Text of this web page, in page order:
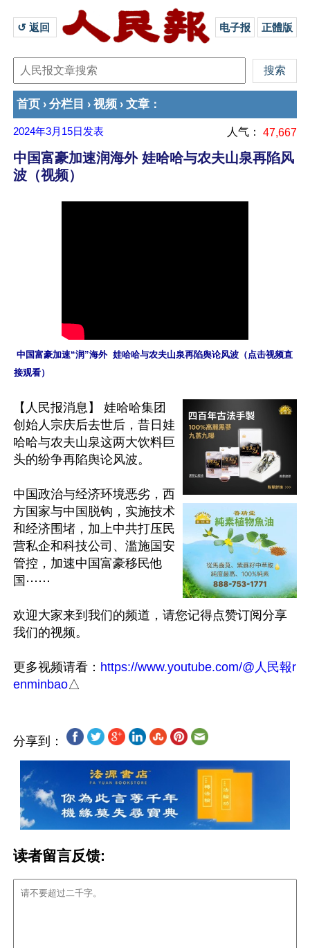
↺ 返回 电子报 正體版
首页 › 分栏目 › 视频 › 文章 ：
2024年3月15日 发表 人气： 47,667
中国富豪加速润海外 娃哈哈与农夫山泉再陷风
波（视频）
接观看）
【人民报消息】 娃哈哈集团
创始人宗庆后去世后，昔日娃
哈哈与农夫山泉这两大饮料巨
头的纷争再陷舆论风波。
中国政治与经济环境恶劣，西
方国家与中国脱钩，实施技术
和经济围堵，加上中共打压民
营私企和科技公司、滥施国安
管控，加速中国富豪移民他
国⋯⋯
欢迎大家来到我们的频道，请您记得点赞订阅分享
我们的视频。
更多视频请看： https://www.youtube.com/@人民報r
enminbao
分享到：
读者留言反馈: